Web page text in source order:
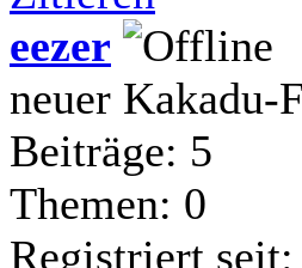
eezer
neuer Kakadu-
Beiträge: 5
Themen: 0
Registriert